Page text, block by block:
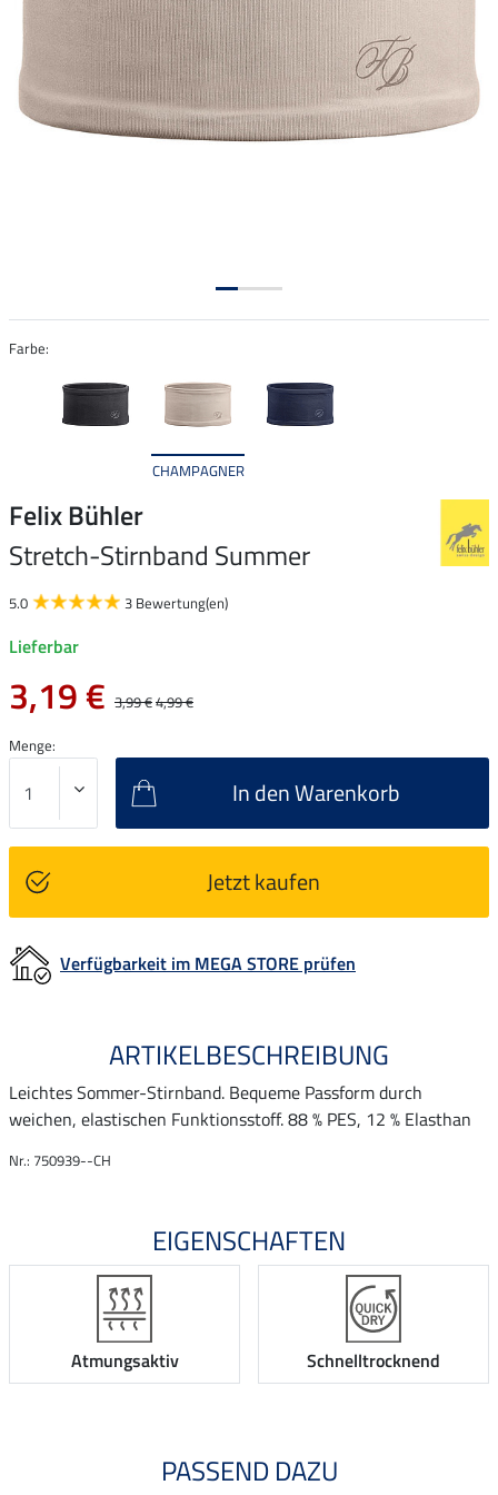
Farbe:
CHAMPAGNER
Felix Bühler
Stretch-Stirnband Summer
5.0 3 Bewertung(en)
Lieferbar
3,19 € 3,99 €4,99 €
Menge:
In den Warenkorb
Jetzt kaufen
Verfügbarkeit im MEGA STORE prüfen
ARTIKELBESCHREIBUNG
Leichtes Sommer-Stirnband. Bequeme Passform durch
weichen, elastischen Funktionsstoff. 88 % PES, 12 % Elasthan
Nr.: 750939--CH
EIGENSCHAFTEN
Atmungsaktiv Schnelltrocknend
PASSEND DAZU